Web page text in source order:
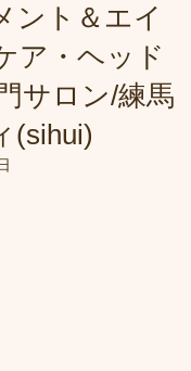
ント＆エイ
ア・ヘッド
サロン/練馬
(sihui)